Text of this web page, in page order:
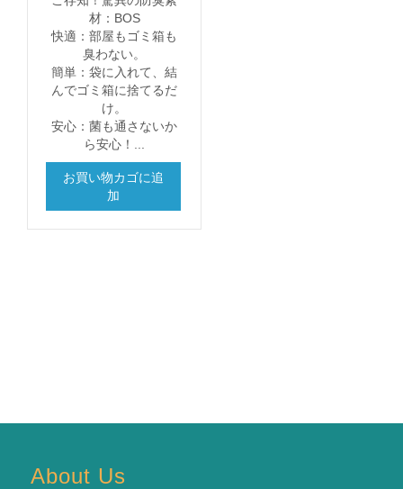
材：BOS
快適：部屋もゴミ箱も
臭わない。
簡単：袋に入れて、結
んでゴミ箱に捨てるだ
け。
安心：菌も通さないか
ら安心！...
お買い物カゴに追
加
About Us